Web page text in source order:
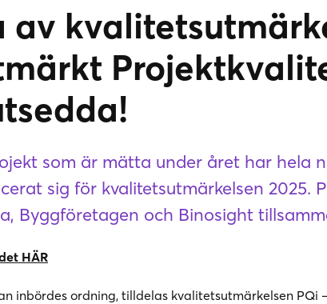
av
som är mätta under året har hela
sig för kvalitetsutmärkelsen 2025.
Byggföretagen och Binosight
HÄR
inbördes ordning, tilldelas kvalitetsutmärkelsen PQi